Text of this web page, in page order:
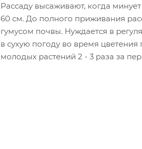
Рассаду высаживают, когда
60 см. До полного приживания
гумусом почвы. Нуждается в
в сухую погоду во время цветения
молодых растений 2 - 3 раза за